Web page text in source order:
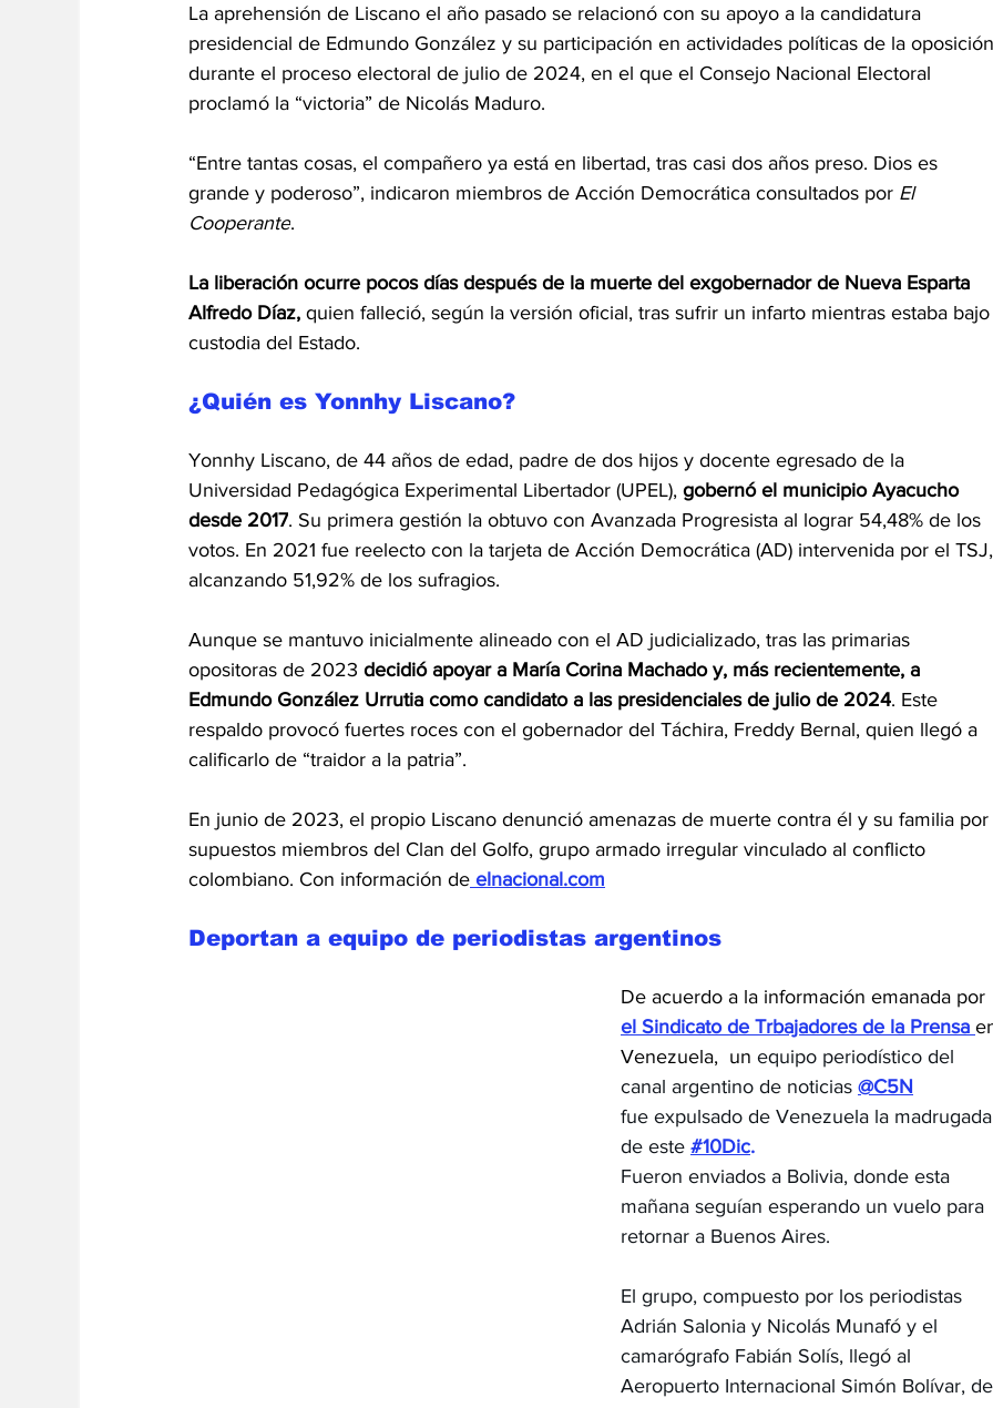
La aprehensión de Liscano el año pasado se relacionó con su apoyo a la candidatura
presidencial de Edmundo González y su participación en actividades políticas de la
durante el proceso electoral de julio de 2024, en el que el Consejo Nacional Electoral
proclamó la “victoria” de Nicolás Maduro.
“Entre tantas cosas, el compañero ya está en libertad, tras casi dos años preso. Dios es
grande y poderoso”, indicaron miembros de Acción Democrática consultados por El
Cooperante.
La liberación ocurre pocos días después de la muerte del exgobernador de Nueva Esparta
Alfredo Díaz, quien falleció, según la versión oficial, tras sufrir un infarto mientras estaba
custodia del Estado.
¿Quién es Yonnhy Liscano?
Yonnhy Liscano, de 44 años de edad, padre de dos hijos y docente egresado de la
Universidad Pedagógica Experimental Libertador (UPEL), gobernó el municipio Ayacucho
desde 2017. Su primera gestión la obtuvo con Avanzada Progresista al lograr 54,48% de los
votos. En 2021 fue reelecto con la tarjeta de Acción Democrática (AD) intervenida por el
alcanzando 51,92% de los sufragios.
Aunque se mantuvo inicialmente alineado con el AD judicializado, tras las primarias
opositoras de 2023 decidió apoyar a María Corina Machado y, más recientemente, a
Edmundo González Urrutia como candidato a las presidenciales de julio de 2024. Este
respaldo provocó fuertes roces con el gobernador del Táchira, Freddy Bernal, quien llegó a
calificarlo de “traidor a la patria”.
En junio de 2023, el propio Liscano denunció amenazas de muerte contra él y su familia por
supuestos miembros del Clan del Golfo, grupo armado irregular vinculado al conflicto
colombiano. Con información de elnacional.com
Deportan a equipo de periodistas argentinos
De acuerdo a la información emanada por
el Sindicato de Trbajadores de la Prensa
Venezuela,  un equipo periodístico del
canal argentino de noticias @C5N
fue expulsado de Venezuela la
de este #10Dic.
Fueron enviados a Bolivia, donde esta
mañana seguían esperando un vuelo para
retornar a Buenos Aires.
El grupo, compuesto por los periodistas
Adrián Salonia y Nicolás Munafó y el
camarógrafo Fabián Solís, llegó al
Aeropuerto Internacional Simón Bolívar,